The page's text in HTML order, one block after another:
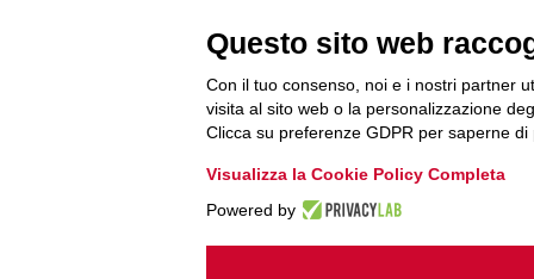
Questo sito web
Con il tuo consenso, noi e i nostri partner
visita al sito web o la personalizzazione
Clicca su preferenze GDPR per saperne di
Visualizza la Cookie Policy Completa
Powered by